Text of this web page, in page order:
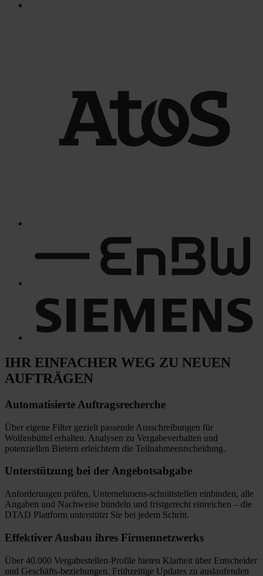
IHR EINFACHER WEG ZU NEUEN
AUFTRÄGEN
Automatisierte Auftragsrecherche
Über eigene Filter gezielt passende Ausschreibungen für
Wolfenbüttel erhalten. Analysen zu Vergabeverhalten und
potenziellen Bietern erleichtern die Teilnahmeentscheidung.
Unterstützung bei der Angebotsabgabe
Anforderungen prüfen, Unternehmens-schnittstellen einbinden, alle
Angaben und Nachweise bündeln und fristgerecht einreichen – die
DTAD Plattform unterstützt Sie bei jedem Schritt.
Effektiver Ausbau ihres Firmennetzwerks
Über 40.000 Vergabestellen-Profile bieten Klarheit über Entscheider
und Geschäfts-beziehungen. Frühzeitige Updates zu auslaufenden